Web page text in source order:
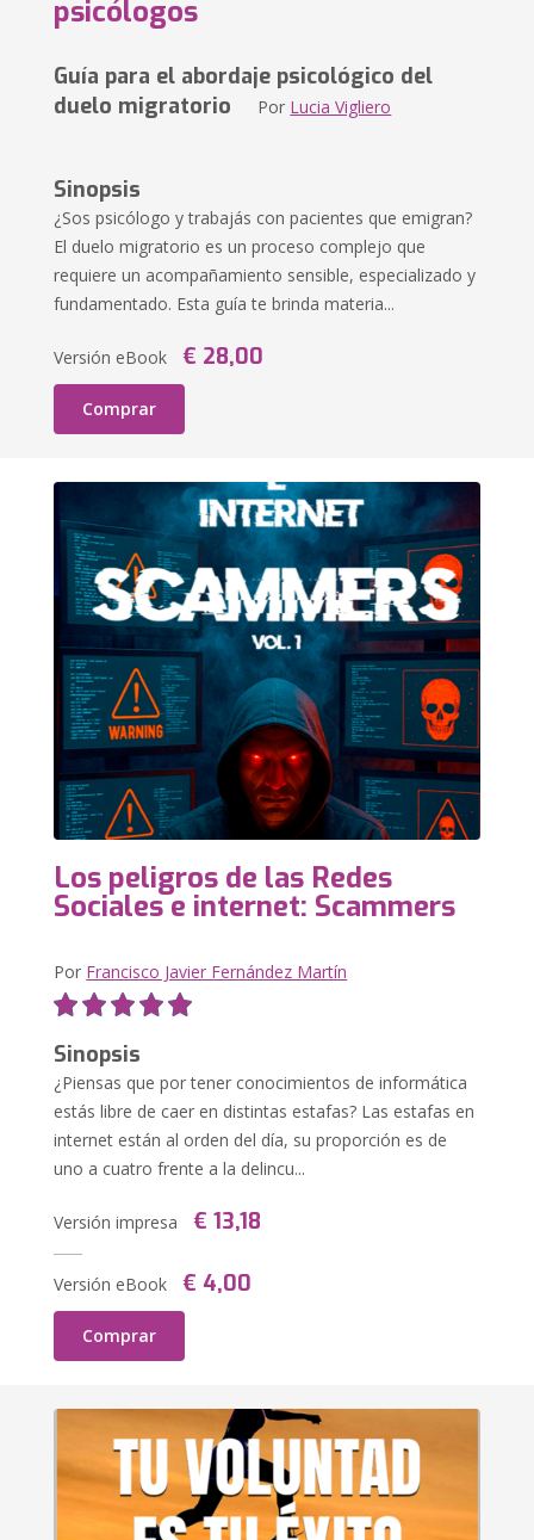
psicólogos
Guía para el abordaje psicológico del
duelo migratorio Por Lucia Vigliero
Sinopsis
¿Sos psicólogo y trabajás con pacientes que emigran?
El duelo migratorio es un proceso complejo que
requiere un acompañamiento sensible, especializado y
fundamentado. Esta guía te brinda materia...
Versión eBook € 28,00
Comprar
Los peligros de las Redes
Sociales e internet: Scammers
Por Francisco Javier Fernández Martín
Sinopsis
¿Piensas que por tener conocimientos de informática
estás libre de caer en distintas estafas? Las estafas en
internet están al orden del día, su proporción es de
uno a cuatro frente a la delincu...
Versión impresa € 13,18
Versión eBook € 4,00
Comprar